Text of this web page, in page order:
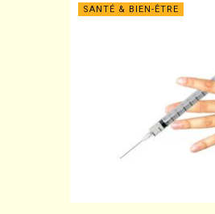
SANTÉ & BIEN-ÊTRE